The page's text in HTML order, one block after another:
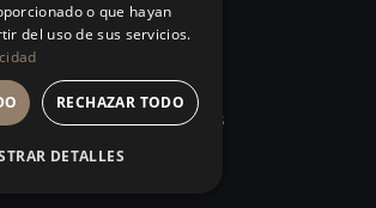
La Mesa
Sesiones
Conferencias
o que hayan
del uso de sus servicios.
RECHAZAR TODO
DETALLES